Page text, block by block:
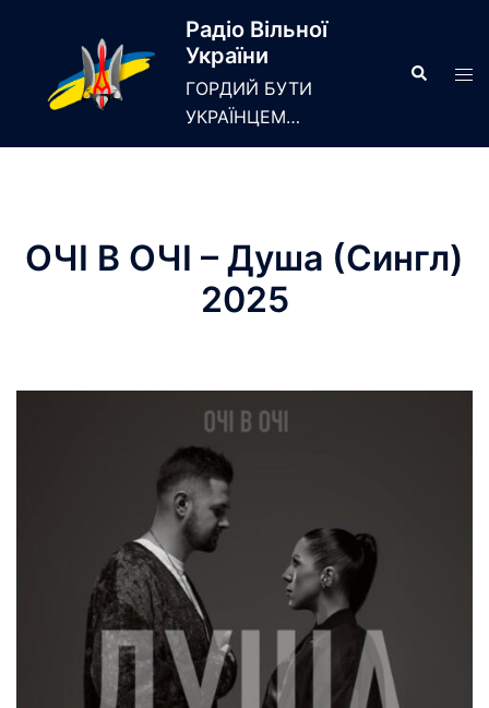
Радіо Вільної
України
ГОРДИЙ БУТИ
УКРАЇНЦЕМ…
Search
ОЧІ В ОЧІ – Душа (Сингл)
2025